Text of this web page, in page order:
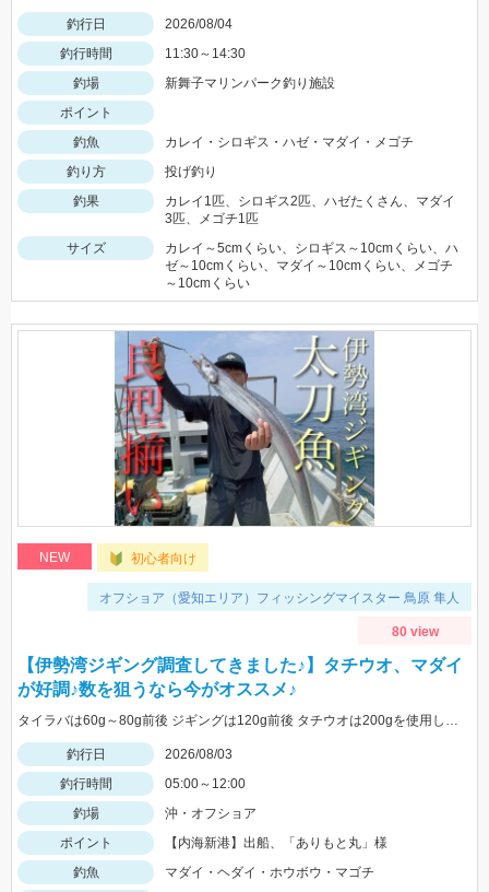
釣行日
2026/08/04
釣行時間
11:30～14:30
釣場
新舞子マリンパーク釣り施設
ポイント
釣魚
カレイ・シロギス・ハゼ・マダイ・メゴチ
釣り方
投げ釣り
釣果
カレイ1匹、シロギス2匹、ハゼたくさん、マダイ
3匹、メゴチ1匹
サイズ
カレイ～5cmくらい、シロギス～10cmくらい、ハ
ゼ～10cmくらい、マダイ～10cmくらい、メゴチ
～10cmくらい
NEW 初心者向け
オフショア（愛知エリア）フィッシングマイスター 鳥原 隼人
80 view
【伊勢湾ジギング調査してきました♪】タチウオ、マダイ
が好調♪数を狙うなら今がオススメ♪
タイラバは60g～80g前後 ジギングは120g前後 タチウオは200gを使用しました
釣行日
2026/08/03
釣行時間
05:00～12:00
釣場
沖・オフショア
ポイント
【内海新港】出船、「ありもと丸」様
釣魚
マダイ・ヘダイ・ホウボウ・マゴチ